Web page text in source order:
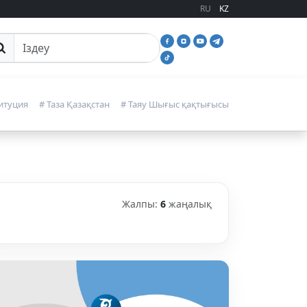
RU KZ
іздеу
# Таза Қазақстан # Таяу Шығыс қақтығысы
Жалпы: 6 жаңалық